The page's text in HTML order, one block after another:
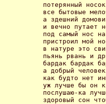
потерянный
все бытовые
а здешний
и вечно путает
под самый нос
пристроил мой
в натуре это
пьянь рвань и
бардак бардак
а добрый
как будто нет
уж лучше бы он
послушаю-ка
здоровый сон